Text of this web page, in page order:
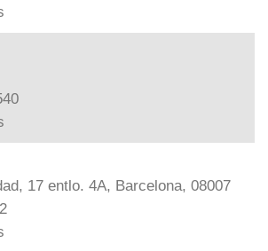
17 entlo. 4A, Barcelona, 08007